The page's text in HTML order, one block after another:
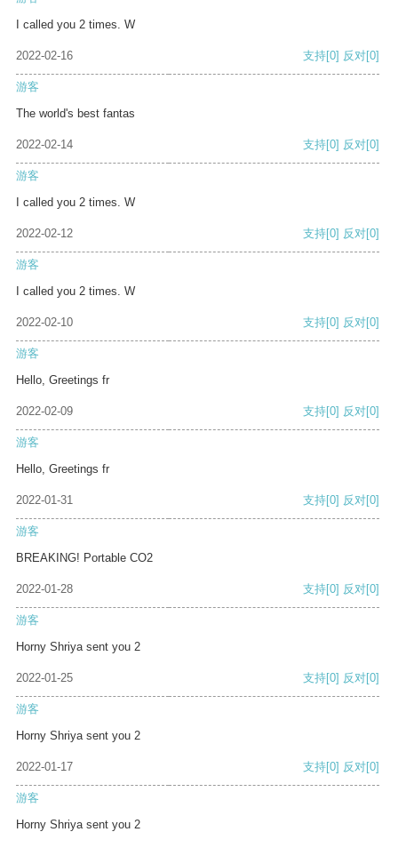
I called you 2 times. W
2022-02-16 支持[0] 反对[0]
游客
The world's best fantas
2022-02-14 支持[0] 反对[0]
游客
I called you 2 times. W
2022-02-12 支持[0] 反对[0]
游客
I called you 2 times. W
2022-02-10 支持[0] 反对[0]
游客
Hello, Greetings fr
2022-02-09 支持[0] 反对[0]
游客
Hello, Greetings fr
2022-01-31 支持[0] 反对[0]
游客
BREAKING! Portable CO2
2022-01-28 支持[0] 反对[0]
游客
Horny Shriya sent you 2
2022-01-25 支持[0] 反对[0]
游客
Horny Shriya sent you 2
2022-01-17 支持[0] 反对[0]
游客
Horny Shriya sent you 2